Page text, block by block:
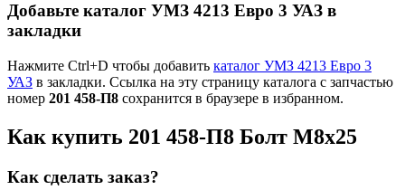
Добавьте каталог УМЗ 4213 Евро 3 УАЗ в
закладки
Нажмите Ctrl+D чтобы добавить каталог УМЗ 4213 Евро 3
УАЗ в закладки. Ссылка на эту страницу каталога с запчастью
номер 201 458-П8 сохранится в браузере в избранном.
Как купить 201 458-П8 Болт М8х25
Как сделать заказ?